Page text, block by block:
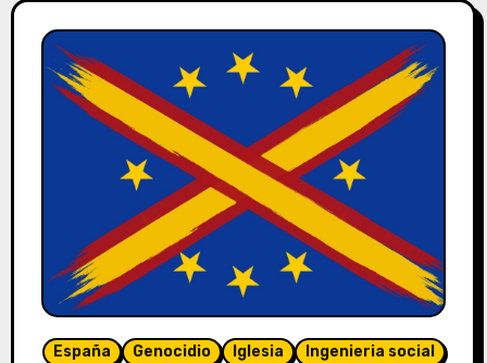
España Genocidio Iglesia
Ingenieria social